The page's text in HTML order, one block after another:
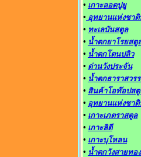
• เกาะลอดปูยู
• อุทยานแห่งชาติ
• ทะเลบันสตูล
• น้ำตกยาโรยสตู
• น้ำตกโตนปลิว
• ด่านวังประจัน
• น้ำตกธาราสวร
• สินค้าโอท๊อปส
• อุทยานแห่งชาติ
• เกาะเภตราสตูล
• เกาะลิดี
• เกาะบุโหลน
• น้ำตกวังสายทอง